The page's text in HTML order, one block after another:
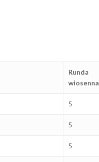
Runda
wiosenna
5
5
5